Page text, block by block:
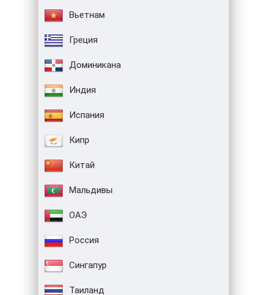
Вьетнам
Греция
Доминикана
Индия
Испания
Кипр
Китай
Мальдивы
ОАЭ
Россия
Сингапур
Таиланд